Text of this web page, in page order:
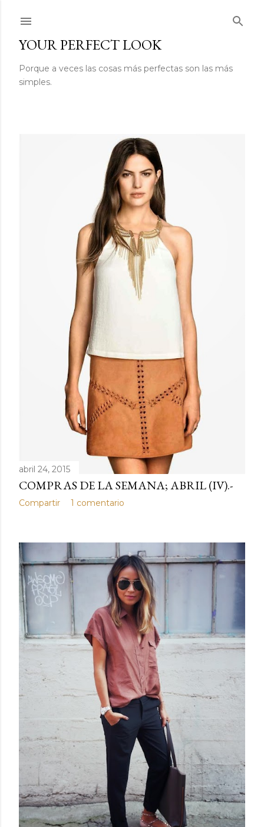
YOUR PERFECT LOOK
Porque a veces las cosas más perfectas son las más
simples.
abril 24, 2015
COMPRAS DE LA SEMANA; ABRIL (IV).-
Compartir 1 comentario